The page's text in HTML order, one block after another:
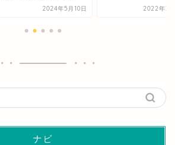
2024年5月10日 2022年3
ナビ